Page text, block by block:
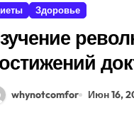
Здоровье
whynotcomfor Июн 16,